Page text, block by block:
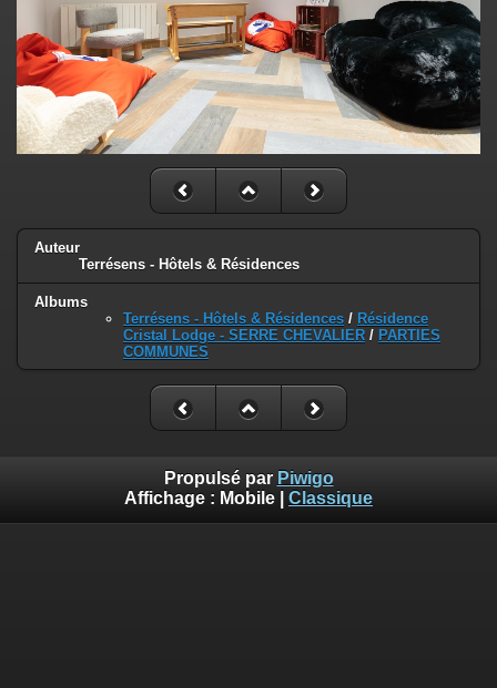
Auteur
Terrésens - Hôtels & Résidences
Albums
Terrésens - Hôtels & Résidences / Résidence
Cristal Lodge - SERRE CHEVALIER / PARTIES
COMMUNES
Propulsé par Piwigo
Affichage : Mobile Classique